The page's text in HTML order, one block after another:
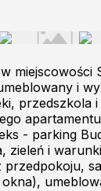
i
przedszkola
- parking
zieleń i
przedpokoju,